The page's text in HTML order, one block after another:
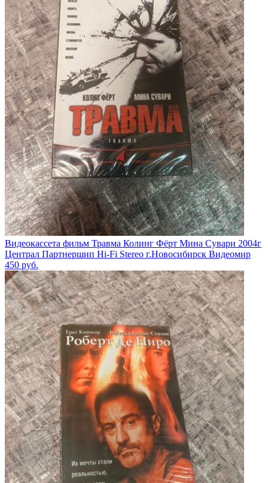
Видеокассета фильм Травма Колинг Фёрт Мина Сувари 2004г
Централ Партнершип Hi-Fi Stereo г.Новосибирск Видеомир
450 руб.